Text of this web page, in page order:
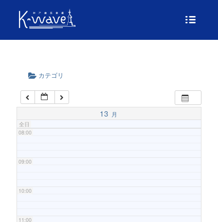
カテゴリ
13 月
全日
04:00
06:00
07:00
08:00
09:00
10:00
11:00